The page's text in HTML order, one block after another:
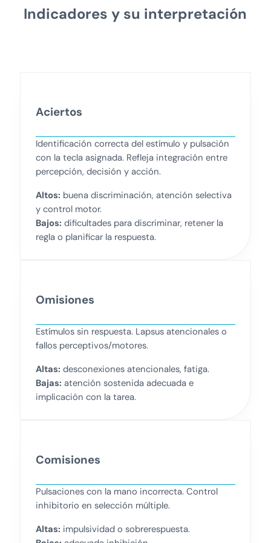
Indicadores y su interpretación
Aciertos
Identificación correcta del estímulo y pulsación
con la tecla asignada. Refleja integración entre
percepción, decisión y acción.
Altos: buena discriminación, atención selectiva
y control motor.
Bajos: dificultades para discriminar, retener la
regla o planificar la respuesta.
Omisiones
Estímulos sin respuesta. Lapsus atencionales o
fallos perceptivos/motores.
Altas: desconexiones atencionales, fatiga.
Bajas: atención sostenida adecuada e
implicación con la tarea.
Comisiones
Pulsaciones con la mano incorrecta. Control
inhibitorio en selección múltiple.
Altas: impulsividad o sobrerespuesta.